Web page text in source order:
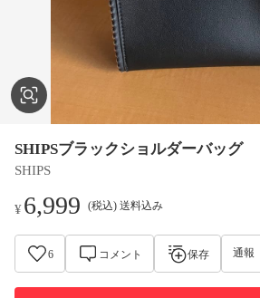
SHIPSブラックショルダーバッグ
SHIPS
¥6,999 (税込) 送料込み
6 コメント 保存 通報